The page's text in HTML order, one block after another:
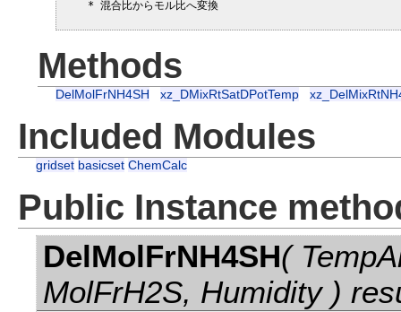
Methods
DelMolFrNH4SH xz_DMixRtSatDPotTemp
Included Modules
gridset basicset ChemCalc
Public Instance
DelMolFrNH4SH(
MolFrH2S, Humidity )